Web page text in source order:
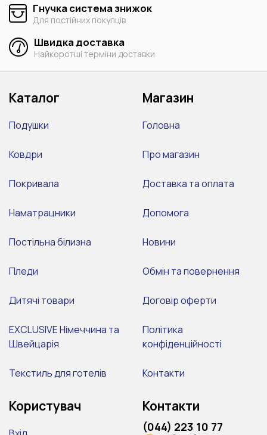
Гнучка система знижок
Для постійних покупців
Швидка доставка
Найкоротші терміни доставки
Каталог
Подушки
Ковдри
Покривала
Наматрацники
Постільна білизна
Пледи
Дитячі товари
EXCLUSIVE Німеччина та
Швейцарія
Текстиль для готелів
Магазин
Головна
Про магазин
Доставка та оплата
Допомога
Новини
Обмін та повернення
Договір оферти
Політика
конфіденційності
Контакти
Користувач Контакти
(044) 223 10 77